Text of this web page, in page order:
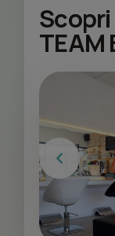
TEAM
Previous